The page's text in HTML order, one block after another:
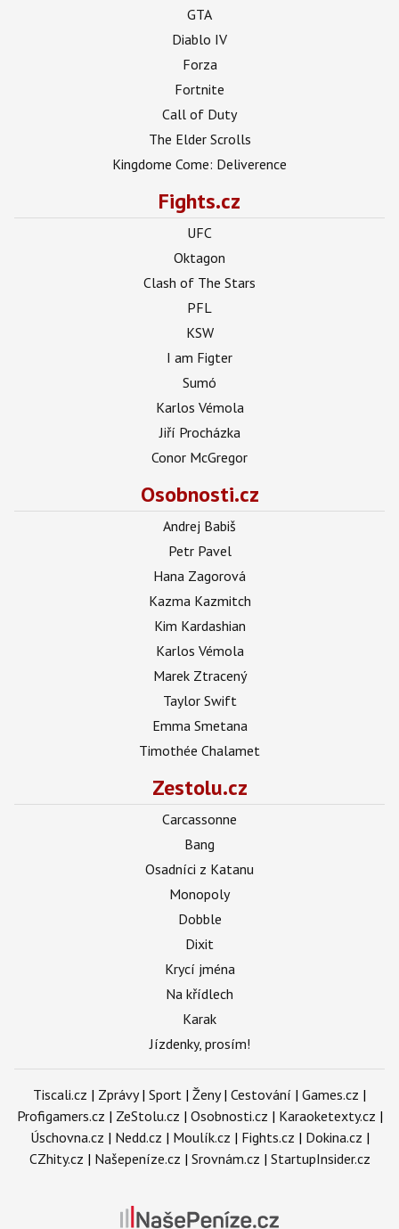
GTA
Diablo IV
Forza
Fortnite
Call of Duty
The Elder Scrolls
Kingdome Come: Deliverence
Fights.cz
UFC
Oktagon
Clash of The Stars
PFL
KSW
I am Figter
Sumó
Karlos Vémola
Jiří Procházka
Conor McGregor
Osobnosti.cz
Andrej Babiš
Petr Pavel
Hana Zagorová
Kazma Kazmitch
Kim Kardashian
Karlos Vémola
Marek Ztracený
Taylor Swift
Emma Smetana
Timothée Chalamet
Zestolu.cz
Carcassonne
Bang
Osadníci z Katanu
Monopoly
Dobble
Dixit
Krycí jména
Na křídlech
Karak
Jízdenky, prosím!
Tiscali.cz | Zprávy| Sport | Ženy| Cestování | Games.cz |
Profigamers.cz | ZeStolu.cz | Osobnosti.cz | Karaoketexty.cz |
Úschovna.cz | Nedd.cz | Moulík.cz | Fights.cz | Dokina.cz |
CZhity.cz | Našepeníze.cz | Srovnám.cz | StartupInsider.cz